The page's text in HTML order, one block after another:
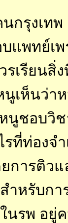
กรุงเท
แพทย์เ
รเรียน
เห็นว่าห
นูชอบวิ
รที่ท่อง
การติว
หรับกา
รพ อยู่ค